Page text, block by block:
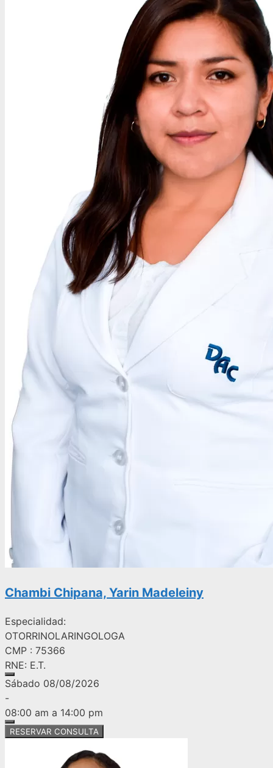
Chambi Chipana, Yarin Madeleiny
Especialidad:
OTORRINOLARINGOLOGA
CMP : 75366
RNE: E.T.
Sábado 08/08/2026
-
08:00 am a 14:00 pm
RESERVAR CONSULTA